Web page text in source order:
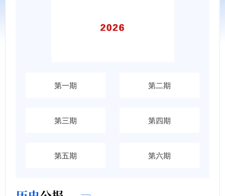
第一期 第二期
第三期 第四期
第五期 第六期